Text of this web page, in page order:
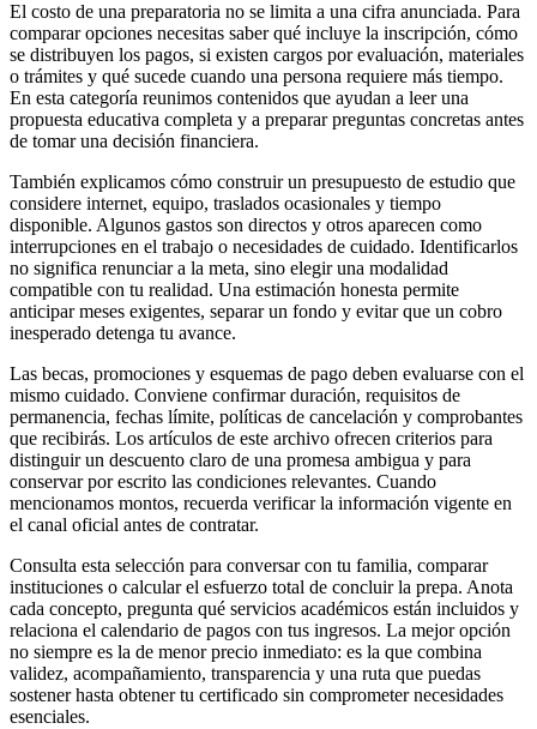
El costo de una preparatoria no se limita a una cifra anunciada. Para
comparar opciones necesitas saber qué incluye la inscripción, cómo
se distribuyen los pagos, si existen cargos por evaluación, materiales
o trámites y qué sucede cuando una persona requiere más tiempo.
En esta categoría reunimos contenidos que ayudan a leer una
propuesta educativa completa y a preparar preguntas concretas antes
de tomar una decisión financiera.
También explicamos cómo construir un presupuesto de estudio que
considere internet, equipo, traslados ocasionales y tiempo
disponible. Algunos gastos son directos y otros aparecen como
interrupciones en el trabajo o necesidades de cuidado. Identificarlos
no significa renunciar a la meta, sino elegir una modalidad
compatible con tu realidad. Una estimación honesta permite
anticipar meses exigentes, separar un fondo y evitar que un cobro
inesperado detenga tu avance.
Las becas, promociones y esquemas de pago deben evaluarse con el
mismo cuidado. Conviene confirmar duración, requisitos de
permanencia, fechas límite, políticas de cancelación y comprobantes
que recibirás. Los artículos de este archivo ofrecen criterios para
distinguir un descuento claro de una promesa ambigua y para
conservar por escrito las condiciones relevantes. Cuando
mencionamos montos, recuerda verificar la información vigente en
el canal oficial antes de contratar.
Consulta esta selección para conversar con tu familia, comparar
instituciones o calcular el esfuerzo total de concluir la prepa. Anota
cada concepto, pregunta qué servicios académicos están incluidos y
relaciona el calendario de pagos con tus ingresos. La mejor opción
no siempre es la de menor precio inmediato: es la que combina
validez, acompañamiento, transparencia y una ruta que puedas
sostener hasta obtener tu certificado sin comprometer necesidades
esenciales.